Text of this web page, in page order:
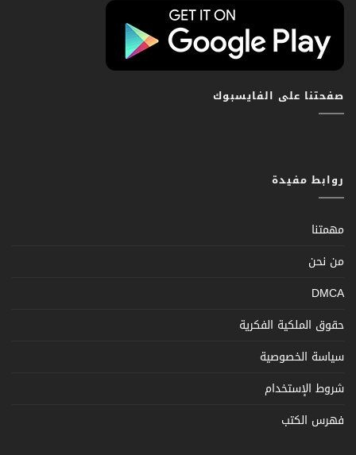
صفحتنا على الفايسبوك
روابط مفيدة
مهمتنا
من نحن
DMCA
حقوق الملكية الفكرية
سياسة الخصوصية
شروط الإستخدام
فهرس الكتب